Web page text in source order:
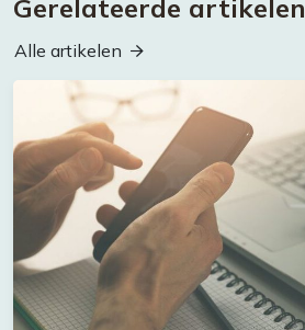
Gerelateerde artikelen
Alle artikelen